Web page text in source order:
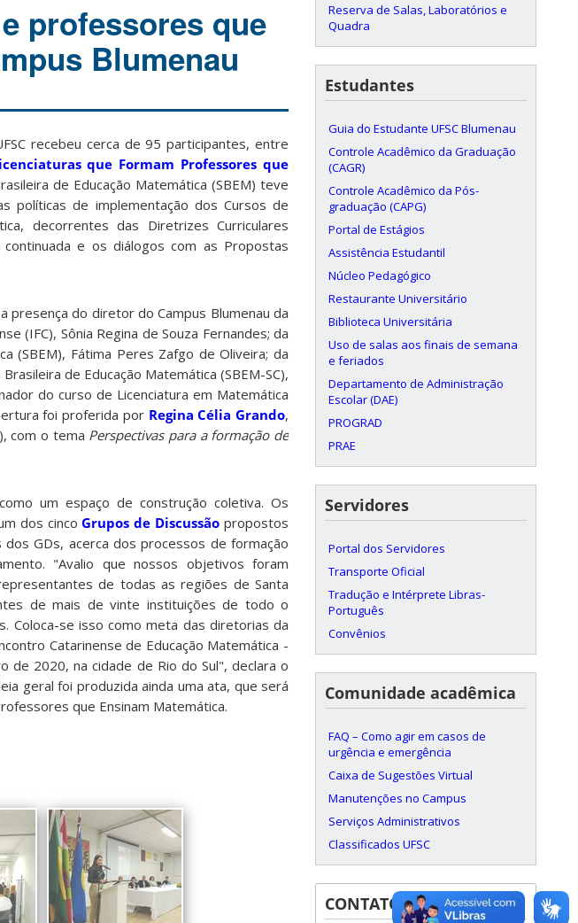
professores que
Blumenau
recebeu cerca de 95 participantes, entre
que Formam Professores que
de Educação Matemática (SBEM) teve
políticas de implementação dos Cursos de
decorrentes das Diretrizes Curriculares
e os diálogos com as Propostas
presença do diretor do Campus Blumenau da
(IFC), Sônia Regina de Souza Fernandes; da
(SBEM), Fátima Peres Zafgo de Oliveira; da
de Educação Matemática (SBEM-SC),
do curso de Licenciatura em Matemática
foi proferida por Regina Célia Grando,
com o tema Perspectivas para a formação de
um espaço de construção coletiva. Os
dos cincoGrupos de Discussão propostos
GDs, acerca dos processos de formação
"Avalio que nossos objetivos foram
de todas as regiões de Santa
de mais de vinte instituições de todo o
Coloca-se isso como meta das diretorias da
Catarinense de Educação Matemática -
2020, na cidade de Rio do Sul", declara o
geral foi produzida ainda uma ata, que será
que Ensinam Matemática.
Reserva de Salas, Laboratórios e
Quadra
Estudantes
Guia do Estudante UFSC Blumenau
Controle Acadêmico da Graduação
(CAGR)
Controle Acadêmico da Pós-
graduação (CAPG)
Portal de Estágios
Assistência Estudantil
Núcleo Pedagógico
Restaurante Universitário
Biblioteca Universitária
Uso de salas aos finais de semana
e feriados
Departamento de Administração
Escolar (DAE)
PROGRAD
PRAE
Servidores
Portal dos Servidores
Transporte Oficial
Tradução e Intérprete Libras-
Português
Convênios
Comunidade acadêmica
FAQ – Como agir em casos de
urgência e emergência
Caixa de Sugestões Virtual
Manutenções no Campus
Serviços Administrativos
Classificados UFSC
CONTATOS